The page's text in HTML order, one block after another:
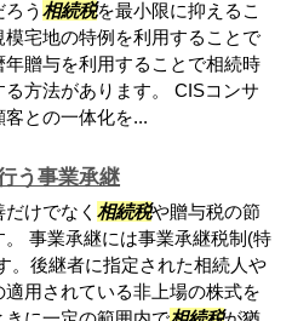
う 相続税を最小限に抑えるこ
宅地の特例を利用することで
贈与を利用することで相続時
方法があります。 CISコンサ
との一体化を...
う事業承継
けでなく 相続税や贈与税の節
事業承継には事業承継税制(特
。後継者に指定された相続人や
用されている非上場の株式を